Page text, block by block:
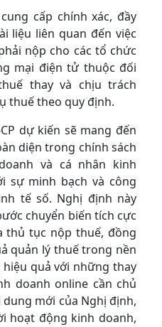
cấp chính xác, đầy
liệu liên quan đến việc
nộp cho các tổ chức
mại điện tử thuộc đối
thay và chịu trách
thuế theo quy định.
dự kiến sẽ mang đến
diện trong chính sách
và cá nhân kinh
sự minh bạch và công
tế số. Nghị định này
chuyển biến tích cực
thủ tục nộp thuế, đồng
quản lý thuế trong nền
quả với những thay
doanh online cần chủ
mới của Nghị định,
hoạt động kinh doanh,